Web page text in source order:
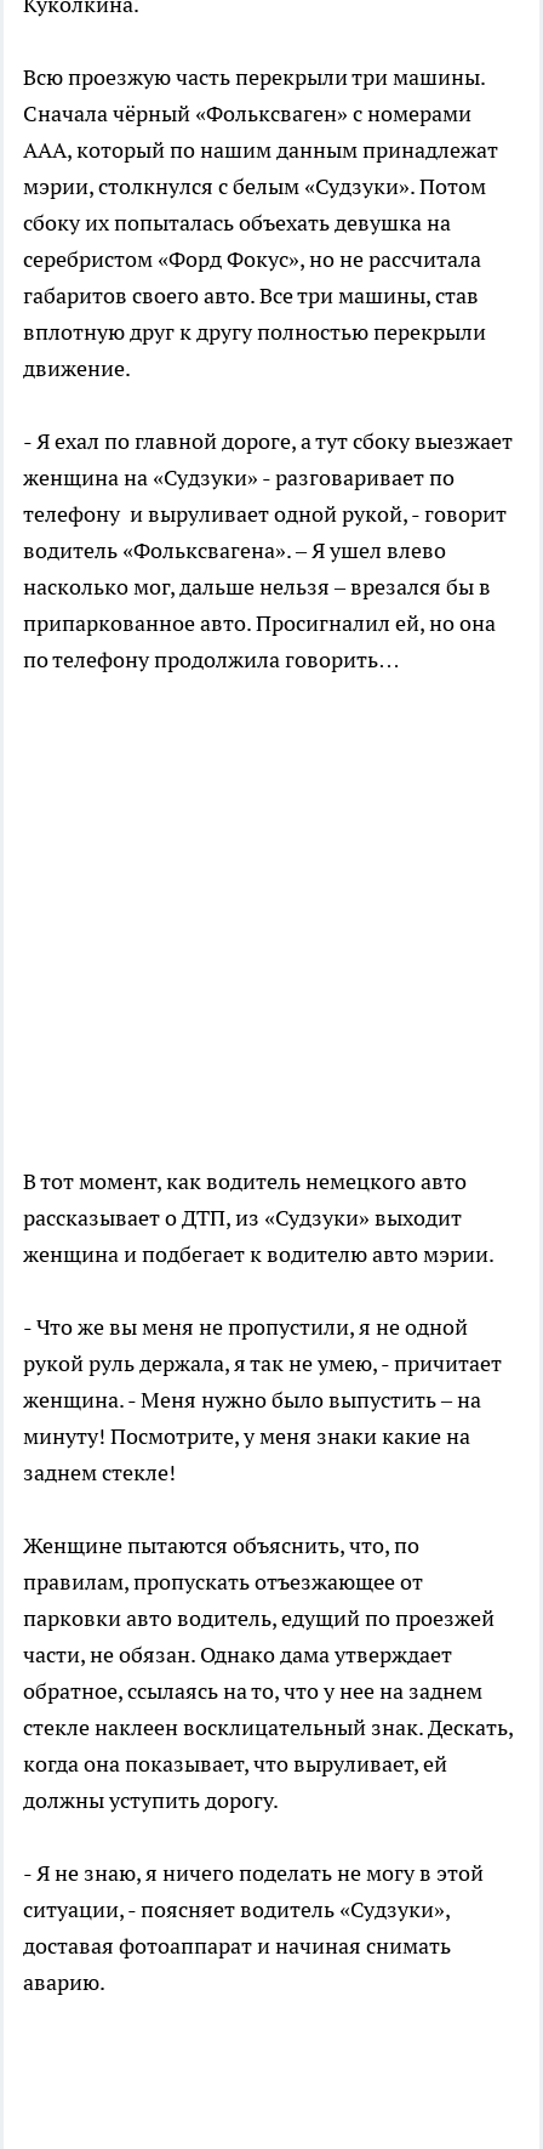
Всю проезжую часть перекрыли три машины.
Сначала чёрный «Фольксваген» с номерами
ААА, который по нашим данным принадлежат
мэрии, столкнулся с белым «Судзуки». Потом
сбоку их попыталась объехать девушка на
серебристом «Форд Фокус», но не рассчитала
габаритов своего авто. Все три машины, став
вплотную друг к другу полностью перекрыли
движение.
- Я ехал по главной дороге, а тут сбоку выезжает
женщина на «Судзуки» - разговаривает по
телефону и выруливает одной рукой, - говорит
водитель «Фольксвагена». – Я ушел влево
насколько мог, дальше нельзя – врезался бы в
припаркованное авто. Просигналил ей, но она
по телефону продолжила говорить…
В тот момент, как водитель немецкого авто
рассказывает о ДТП, из «Судзуки» выходит
женщина и подбегает к водителю авто мэрии.
- Что же вы меня не пропустили, я не одной
рукой руль держала, я так не умею, - причитает
женщина. - Меня нужно было выпустить – на
минуту! Посмотрите, у меня знаки какие на
заднем стекле!
Женщине пытаются объяснить, что, по
правилам, пропускать отъезжающее от
парковки авто водитель, едущий по проезжей
части, не обязан. Однако дама утверждает
обратное, ссылаясь на то, что у нее на заднем
стекле наклеен восклицательный знак. Дескать,
когда она показывает, что выруливает, ей
должны уступить дорогу.
- Я не знаю, я ничего поделать не могу в этой
ситуации, - поясняет водитель «Судзуки»,
доставая фотоаппарат и начиная снимать
аварию.